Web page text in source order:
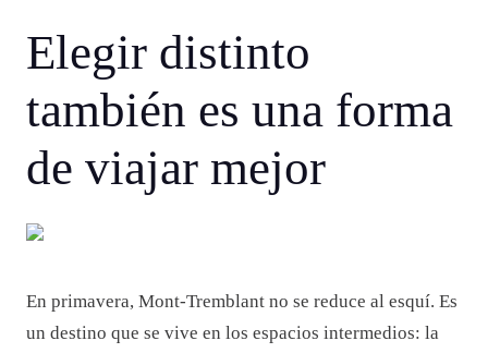
Elegir distinto
también es una forma
de viajar mejor
En primavera, Mont-Tremblant no se reduce al esquí. Es
un destino que se vive en los espacios intermedios: la